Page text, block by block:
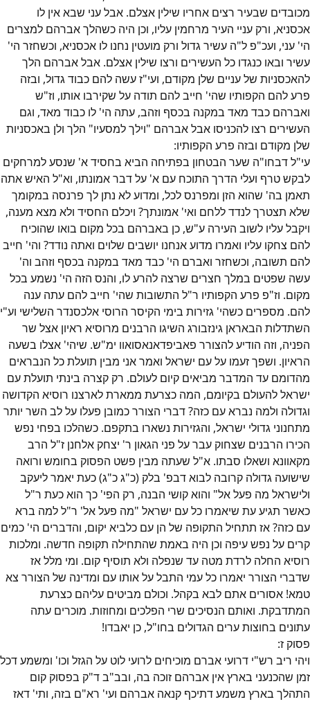
מכובדים שבעיר רצים אחריו שילין אצלם. אבל עני שבא אין לו
אכסניא, ורק עניי העיר מרחמין עליו, וכן היה כשהלך אברהם למצרים
הי' עני, ועכ"פ ל"ה עשיר גדול ורק מועטין נחנו לו אכסניא, וכשחזר הי'
עשיר ובאו כנגדו כל העשירים ורצו שילין אצלם. אבל אברהם הלך
להאכסניות של עניים שלן מקודם, ועי"ז עשה להם כבוד גדול, ובזה
פרע להם הקפותיו שהי' חייב להם תודה על שקירבו אותו, וז"ש
ואברהם כבד מאד במקנה בכסף וזהב, עתה הי' לו כבוד מאד, וגם
העשירים רצו להכניסו אבל אברהם "וילך למסעיו" הלך ולן באכסניות
שלן מקודם ובזה פרע הקפותיו:
עי"ל דבחו"ה שער הבטחון בפתיחה הביא בחסיד א' שנסע למרחקים
לבקש טרף ועלי הדרך התוכח עם א' על דבר אמונתו, וא"ל האיש אתה
תאמן בה' שהוא הזן ומפרנס לכל, ומדוע לא נתן לך פרנסה במקומך
שלא תצטרך לנדד ללחם ואי' אמונתך? ויכלם החסיד ולא מצא מענה,
ויקבל עליו לשוב העירה ע"ש, כן באברהם בכל מקום בואו שהוכיח
להם צחקו עליו ואמרו מדוע אנחנו יושבים שלוים ואתה נודד? והי' חייב
להם תשובה, וכשחזר ואברם הי' כבד מאד במקנה בכסף וזהב וה'
עשה שפטים במלך חצרים שרצה להרע לו, והנס הזה הי' נשמע בכל
מקום. וז"פ פרע הקפותיו ר"ל התשובות שהי' חייב להם עתה ענה
להם. מספרים כשהי' גזירות בימי הקיסר הרוסי אלכסנדר השלישי וע"י
השתדלות הבאראן גינזבורג השיגו הרבנים מרוסיא ראיון אצל שר
הפניה, וזה הודיע להצורר פאביפדאנאסואוו ימ"ש. שיהי' אצלו בשעה
הראיון. ושפך זעמו על עם ישראל ואמר אני מבין תועלת כל הנבראים
מהדומם עד המדבר מביאים קיום לעולם. רק קצרה בינתי תועלת עם
ישראל להעולם בקיומם, המה כצרעת ממארת לארצנו רוסיא הקדושה
וגדולה ולמה נברא עם כזה? דברי הצורר כמובן פעלו על לב השר יותר
מתחנוני גדולי ישראל, והגזירות נשארו בתקפם. כשהלכו בפחי נפש
הכירו הרבנים שצחוק עבר על פני הגאון ר' יצחק אלחנן ז"ל הרב
מקאוונא ושאלו סבתו. א"ל שעתה מבין פשט הפסוק בחומש ורואה
שישועה גדולה קרובה לבוא דבפ' בלק (כ"ג כ"ג) כעת יאמר ליעקב
ולישראל מה פעל אל" והוא קושי הבנה, רק הפי' כך הוא כעת ר"ל
כאשר תגיע עת שיאמרו כל עם ישראל "מה פעל אל' ר"ל למה ברא
עם כזה? אז תתחיל התקופה של הן עם כלביא יקום, והדברים הי' כמים
קרים על נפש עיפה וכן היה באמת שהתחילה תקופה חדשה. ומלכות
רוסיא החלה לרדת מטה עד שנפלה ולא תוסיף קום. ומי מלל אז
שדברי הצורר יאמרו כל עמי התבל על אותו עם ומדינה של הצורר צא
טמא! אסורים אתם לבא בקהל. וכולם מביטים עליהם כצרעת
המתדבקת. ואותם הנסיכים שרי הפלכים ומחוזות. מוכרים עתה
עתונים בחוצות ערים הגדולים בחו"ל, כן יאבדו!
פסוק ז:
ויהי ריב רש"י דרועי אברם מוכיחים לרועי לוט על הגזל וכו' ומשמע דכל
זמן שהכנעני בארץ אין אברהם זוכה בה, ובב"ב ד"ק בפסוק קום
התהלך בארץ משמע דתיכף קנאה אברהם ועי' רא"ם בזה, ותי' דאז